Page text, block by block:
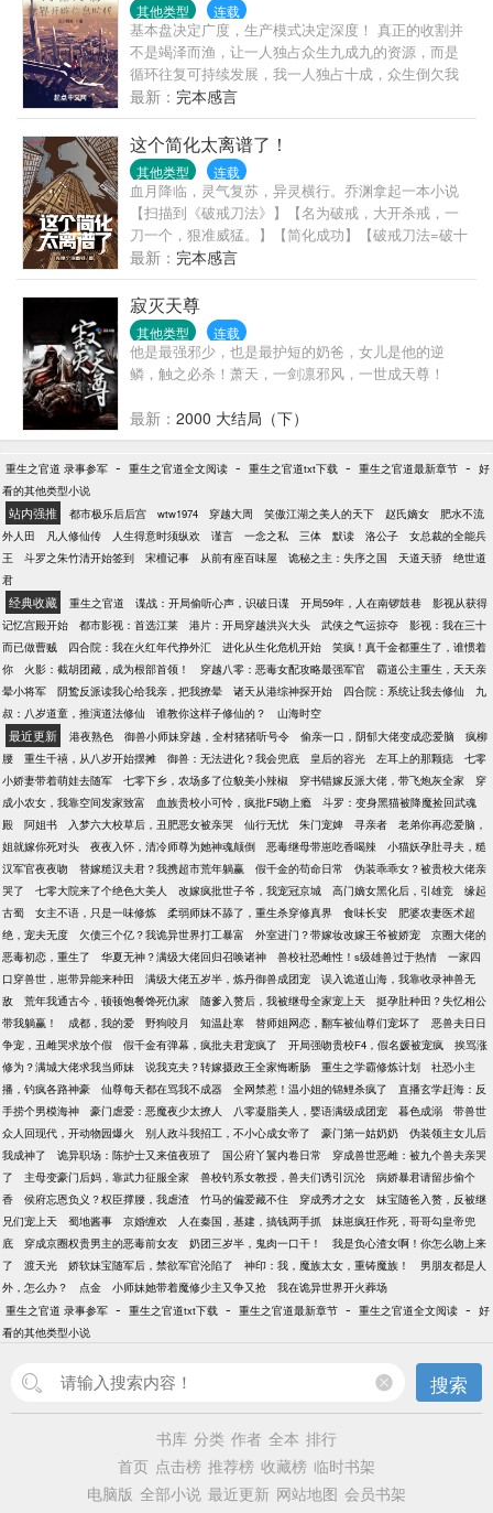
其他类型 连载
基本盘决定广度，生产模式决定深度！ 真正的收割并
不是竭泽而渔，让一人独占众生九成九的资源，而是
循环往复可持续发展，我一人独占十成，众生倒欠我
九成！ 无限互联的诞生让忍界进入信息时代，渡边彻
表示，整个忍界都是我的苗圃，大筒木来了也是我的
韭菜！
最新： 完本感言
这个简化太离谱了！
其他类型 连载
血月降临，灵气复苏，异灵横行。乔渊拿起一本小说
【扫描到《破戒刀法》】【名为破戒，大开杀戒，一
刀一个，狠准威猛。】【简化成功】【破戒刀法=破十
戒（佛门）】何为十戒？不杀生，不偷盗，不淫.邪，
不妄语，不饮酒，不涂饰香油，不听视歌舞，不坐高
广大床，不食非时食，不蓄金银财宝。破十戒……
嗯……违背这些戒律？……乔渊买了几根花炮，点燃
后对准了蚂蚁窝。嘭～一道道爆炸声传来。【破戒刀
法熟练度+1】【破戒刀法熟练度+1】【破戒刀法熟练
度+1】“……”“原来，这就是破戒刀法的修炼方式！”“我
想我会了！”
最新： 完本感言
寂灭天尊
其他类型 连载
他是最强邪少，也是最护短的奶爸，女儿是他的逆
鳞，触之必杀！萧天，一剑凛邪风，一世成天尊！
最新： 2000 大结局（下）
重生之官道 录事参军 - 重生之官道全文阅读 - 重生之官道txt下载 - 重生之官道最新章节 - 好
看的其他类型小说
站内强推 都市极乐后后宫 wtw1974 穿越大周 笑傲江湖之美人的天下 赵氏嫡女
肥水不流
外人田
凡人修仙传 人生得意时须纵欢 谨言 一念之私 三体 默读 洛公子
女总裁的全能兵
王
斗罗之朱竹清开始签到 宋檀记事 从前有座百味屋 诡秘之主：失序之国 天道天骄
绝世道
君
经典收藏 重生之官道 谍战：开局偷听心声，识破日谍 开局59年，人在南锣鼓巷
影视从获得
记忆宫殿开始
都市影视：首选江莱 港片：开局穿越洪兴大头 武侠之气运掠夺
影视：我在三十
而已做曹贼
四合院：我在火红年代挣外汇 进化从生化危机开始
笑疯！真千金都重生了，谁惯着
你
火影：截胡团藏，成为根部首领！ 穿越八零：恶毒女配攻略最强军官
霸道公主重生，天天亲
晕小将军
阴鸷反派读我心给我亲，把我撩晕 诸天从港综神探开始 四合院：系统让我去修仙
九
叔：八岁道童，推演道法修仙
谁教你这样子修仙的？ 山海时空
最近更新 港夜熟色 御兽小师妹穿越，全村猪猪听号令 偷亲一口，阴郁大佬变成恋爱脑
疯柳
腰
重生千禧，从八岁开始摆摊 御兽：无法进化？我会兜底 皇后的容光 左耳上的那颗痣
七零
小娇妻带着萌娃去随军
七零下乡，农场多了位貌美小辣椒 穿书错嫁反派大佬，带飞炮灰全家
穿
成小农女，我靠空间发家致富
血族贵校小可怜，疯批F5吻上瘾
斗罗：变身黑猫被降魔捡回武魂
殿
阿姐书 入梦六大校草后，丑肥恶女被亲哭 仙行无忧 朱门宠婢 寻亲者
老弟你再恋爱脑，
姐就嫁你死对头
夜夜入怀，清冷师尊为她神魂颠倒 恶毒继母带崽吃香喝辣
小猫妖孕肚寻夫，糙
汉军官夜夜吻
替嫁糙汉夫君？我携超市荒年躺赢 假千金的苟命日常
伪装乖乖女？被贵校大佬亲
哭了
七零大院来了个绝色大美人 改嫁疯批世子爷，我宠冠京城 高门嫡女黑化后，引雄竞
缘起
古蜀
女主不语，只是一味修炼 柔弱师妹不舔了，重生杀穿修真界 食味长安
肥婆农妻医术超
绝，宠夫无度
欠债三个亿？我诡异世界打工暴富 外室进门？带嫁妆改嫁王爷被娇宠
京圈大佬的
恶毒初恋，重生了
华夏无神？满级大佬回归召唤诸神 兽校社恐雌性！s级雄兽过于热情
一家四
口穿兽世，崽带异能来种田
满级大佬五岁半，炼丹御兽成团宠
误入诡道山海，我靠收录神兽无
敌
荒年我通古今，顿顿饱餐馋死仇家 随爹入赘后，我被继母全家宠上天
挺孕肚种田？失忆相公
带我躺赢！
成都，我的爱 野狗咬月 知温赴寒 替师姐网恋，翻车被仙尊们宠坏了
恶兽夫日日
争宠，丑雌哭求放个假
假千金有弹幕，疯批夫君宠疯了 开局强吻贵校F4，假名媛被宠疯
挨骂涨
修为？满城大佬求我当师妹
说我克夫？转嫁摄政王全家悔断肠 重生之学霸修炼计划
社恐小主
播，钓疯各路神豪
仙尊每天都在骂我不成器 全网禁惹！温小姐的锦鲤杀疯了
直播玄学赶海：反
手捞个男模海神
豪门虐爱：恶魔夜少太撩人 八零凝脂美人，婴语满级成团宠 暮色成溺
带兽世
众人回现代，开动物园爆火
别人政斗我招工，不小心成女帝了 豪门第一姑奶奶
伪装领主女儿后
我成神了
诡异职场：陈护士又来值夜班了 国公府丫鬟内卷日常
穿成兽世恶雌：被九个兽夫亲哭
了
主母变豪门后妈，靠武力征服全家 兽校钓系女教授，兽夫们诱引沉沦
病娇暴君请留步偷个
香
侯府忘恩负义？权臣撑腰，我虐渣 竹马的偏爱藏不住 穿成秀才之女
妹宝随爸入赘，反被继
兄们宠上天
蜀地酱事 京婚缠欢 人在秦国，基建，搞钱两手抓
妹崽疯狂作死，哥哥勾皇帝兜
底
穿成京圈权贵男主的恶毒前女友 奶团三岁半，鬼肉一口干！
我是负心渣女啊！你怎么吻上来
了
渡天光 娇软妹宝随军后，禁欲军官沦陷了 神印：我，魔族太女，重铸魔族！
男朋友都是人
外，怎么办？
点金 小师妹她带着魔修少主又争又抢
我在诡异世界开火葬场
重生之官道 录事参军 - 重生之官道txt下载 - 重生之官道最新章节 - 重生之官道全文阅读 - 好
看的其他类型小说
搜索
书库 分类 作者 全本 排行
首页 点击榜 推荐榜 收藏榜 临时书架
电脑版 全部小说 最近更新 网站地图 会员书架